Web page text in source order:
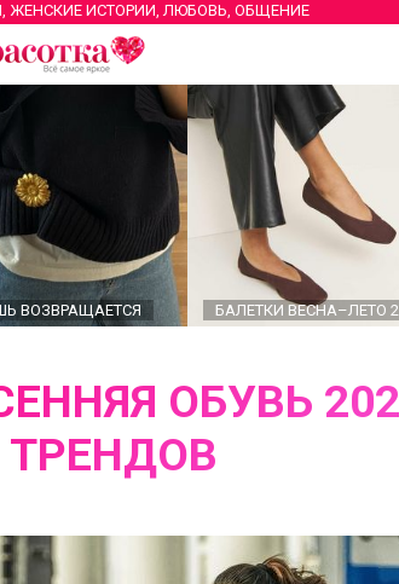
ЖЕНСКИЕ ИСТОРИИ, ЛЮБОВЬ, ОБЩЕНИЕ
ВОЗВРАЩАЕТСЯ БАЛЕТКИ ВЕСНА–ЛЕТО
ОБУВЬ